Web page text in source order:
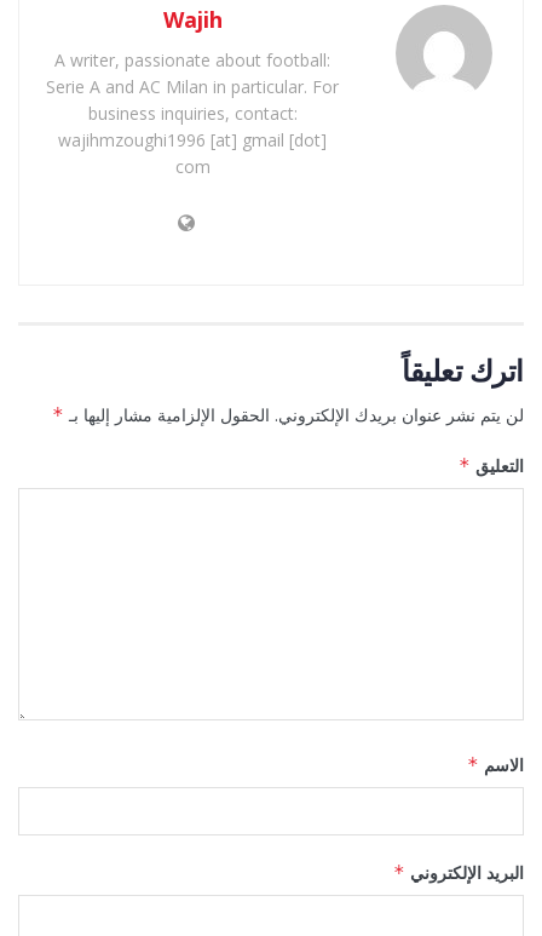
Wajih
A writer, passionate about football:
Serie A and AC Milan in particular. For
business inquiries, contact:
wajihmzoughi1996 [at] gmail [dot]
com
اترك تعليقاً
لن يتم نشر عنوان بريدك الإلكتروني. الحقول الإلزامية مشار إليها بـ *
التعليق *
الاسم *
البريد الإلكتروني *